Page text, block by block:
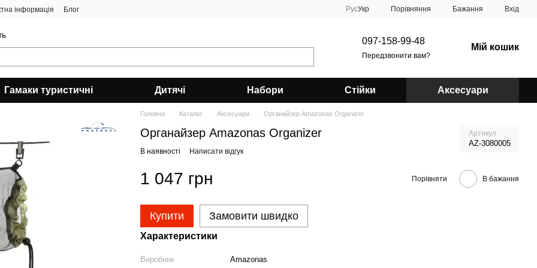
інформація Блог РусУкр Порівняння Бажання Вхід
097-158-99-48
Передзвонити вам?
Мій кошик
Гамаки туристичні Дитячі Набори Стійки Аксесуари
Головна Каталог Аксесуари Органайзер Amazonas Organizer
Органайзер Amazonas Organizer Артикул
AZ-3080005
В наявності Написати відгук
1 047 грн Порівняти В бажання
Купити Замовити швидко
Характеристики
Виробник
Amazonas